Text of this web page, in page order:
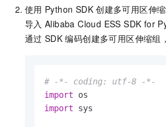
使用 Python SDK 创建多可用区伸缩
导入 Alibaba Cloud ESS SDK for
通过 SDK 编码创建多可用区伸缩组
# -*- coding: utf-8 -*-
import
import sys